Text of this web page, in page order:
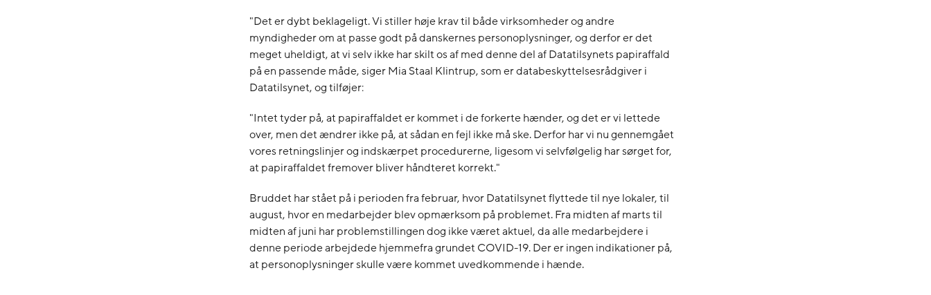
"Det er dybt beklageligt. Vi stiller høje krav til både virksomheder og andre
myndigheder om at passe godt på danskernes personoplysninger, og derfor er det
meget uheldigt, at vi selv ikke har skilt os af med denne del af Datatilsynets papiraffald
på en passende måde, siger Mia Staal Klintrup, som er databeskyttelsesrådgiver i
Datatilsynet, og tilføjer:
"Intet tyder på, at papiraffaldet er kommet i de forkerte hænder, og det er vi lettede
over, men det ændrer ikke på, at sådan en fejl ikke må ske. Derfor har vi nu gennemgået
vores retningslinjer og indskærpet procedurerne, ligesom vi selvfølgelig har sørget for,
at papiraffaldet fremover bliver håndteret korrekt."
Bruddet har stået på i perioden fra februar, hvor Datatilsynet flyttede til nye lokaler, til
august, hvor en medarbejder blev opmærksom på problemet. Fra midten af marts til
midten af juni har problemstillingen dog ikke været aktuel, da alle medarbejdere i
denne periode arbejdede hjemmefra grundet COVID-19. Der er ingen indikationer på,
at personoplysninger skulle være kommet uvedkommende i hænde.